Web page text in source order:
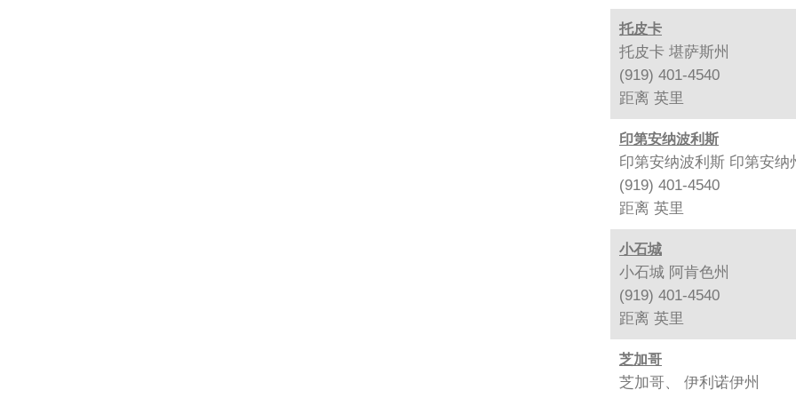
托皮卡
托皮卡 堪萨斯州
(919) 401-4540
距离 英里
印第安纳波利斯
印第安纳波利斯 印第安纳
(919) 401-4540
距离 英里
小石城
小石城 阿肯色州
(919) 401-4540
距离 英里
芝加哥
芝加哥、 伊利诺伊州